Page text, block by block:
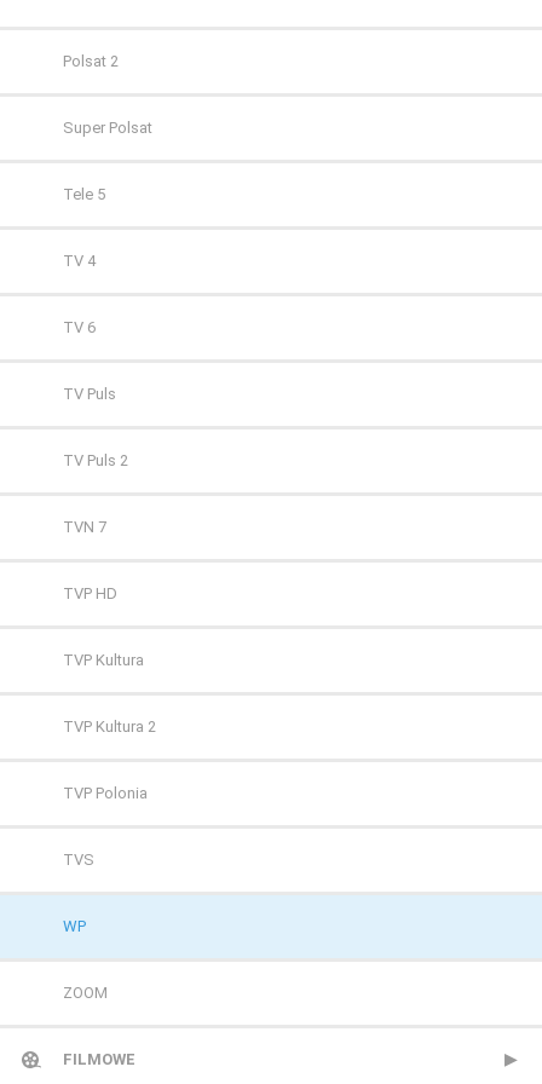
Polsat 2
Super Polsat
Tele 5
TV 4
TV 6
TV Puls
TV Puls 2
TVN 7
TVP HD
TVP Kultura
TVP Kultura 2
TVP Polonia
TVS
WP
ZOOM
FILMOWE